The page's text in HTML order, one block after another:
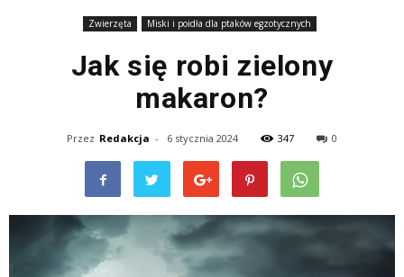
Zwierzęta Miski i poidła dla ptaków egzotycznych
Jak się robi zielony
makaron?
Przez Redakcja - 6 stycznia 2024 347 0